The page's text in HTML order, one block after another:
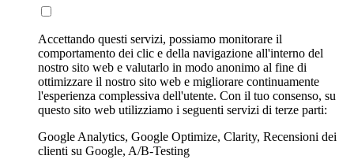
Accettando questi servizi, possiamo monitorare il
comportamento dei clic e della navigazione all'interno del
nostro sito web e valutarlo in modo anonimo al fine di
ottimizzare il nostro sito web e migliorare continuamente
l'esperienza complessiva dell'utente. Con il tuo consenso, su
questo sito web utilizziamo i seguenti servizi di terze parti:
Google Analytics, Google Optimize, Clarity, Recensioni dei
clienti su Google, A/B-Testing